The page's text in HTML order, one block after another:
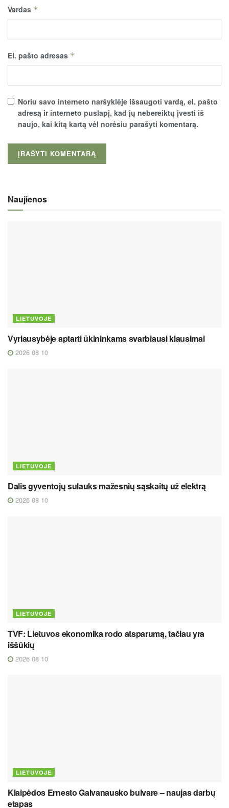
Vardas *
El. pašto adresas *
Noriu savo interneto naršyklėje išsaugoti vardą, el. pašto
adresą ir interneto puslapį, kad jų nebereiktų įvesti iš
naujo, kai kitą kartą vėl norėsiu parašyti komentarą.
Naujienos
LIETUVOJE
Vyriausybėje aptarti ūkininkams svarbiausi klausimai
2026 08 10
LIETUVOJE
Dalis gyventojų sulauks mažesnių sąskaitų už elektrą
2026 08 10
LIETUVOJE
TVF: Lietuvos ekonomika rodo atsparumą, tačiau yra
iššūkių
2026 08 10
LIETUVOJE
Klaipėdos Ernesto Galvanausko bulvare – naujas darbų
etapas